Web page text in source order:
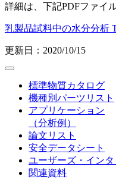
詳細は、下記PDFファイ
乳製品試料中の水分分析
更新日：2020/10/15
標準物質カタログ
機種別パーツリスト
アプリケーション
（分析例）
論文リスト
安全データシート
ユーザーズ・インタ
関連資料